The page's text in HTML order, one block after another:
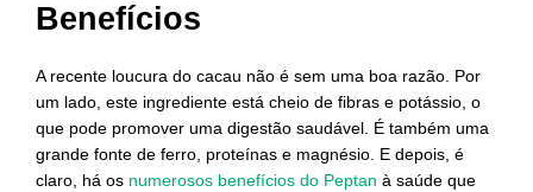
Benefícios
A recente loucura do cacau não é sem uma boa razão. Por
um lado, este ingrediente está cheio de fibras e potássio, o
que pode promover uma digestão saudável. É também uma
grande fonte de ferro, proteínas e magnésio. E depois, é
claro, há os numerosos benefícios do Peptan à saúde que